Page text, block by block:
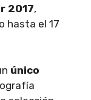
2017,
hasta el 17
único